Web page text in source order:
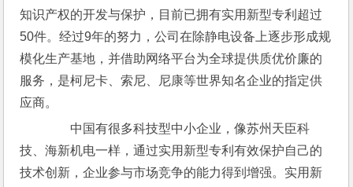
知识产权的开发与保护，目前已拥有实用新型专利超过
50件。经过9年的努力，公司在除静电设备上逐步形成规
模化生产基地，并借助网络平台为全球提供质优价廉的
服务，是柯尼卡、索尼、尼康等世界知名企业的指定供
应商。
中国有很多科技型中小企业，像苏州天臣科
技、海新机电一样，通过实用新型专利有效保护自己的
技术创新，企业参与市场竞争的能力得到增强。实用新